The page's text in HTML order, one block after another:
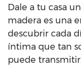
Dale a tu casa
madera es una
descubrir cada
íntima que tan
puede